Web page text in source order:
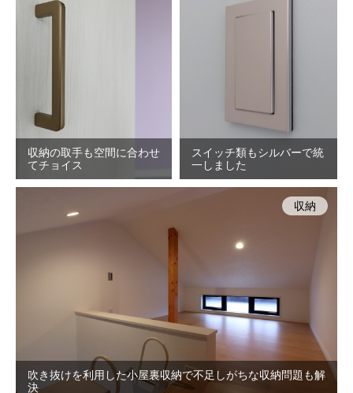
収納の取手も空間に合わせ
てチョイス
スイッチ類もシルバーで統
一しました
吹き抜けを利用した小屋裏収納で不足しがちな収納問題も解
決
収納